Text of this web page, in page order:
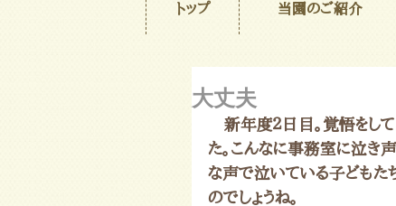
トップ 当園のご紹介
大丈夫
新年度２日目。覚悟をし
た。こんなに事務室に泣き
な声で泣いている子どもた
のでしょうね。